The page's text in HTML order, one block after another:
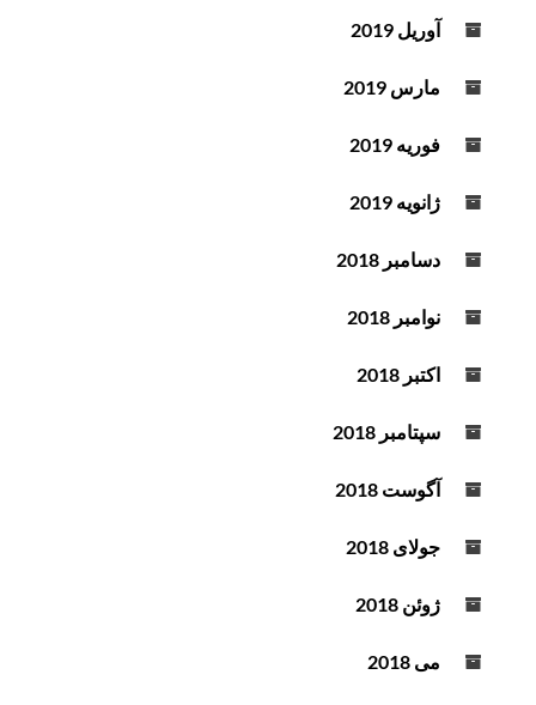
آوریل 2019
مارس 2019
فوریه 2019
ژانویه 2019
دسامبر 2018
نوامبر 2018
اکتبر 2018
سپتامبر 2018
آگوست 2018
جولای 2018
ژوئن 2018
می 2018